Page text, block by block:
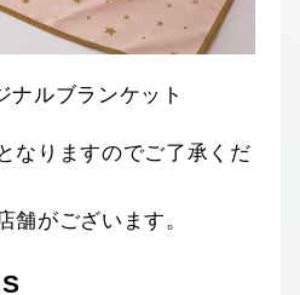
ナルブランケット
なりますのでご了承くだ
がございます。